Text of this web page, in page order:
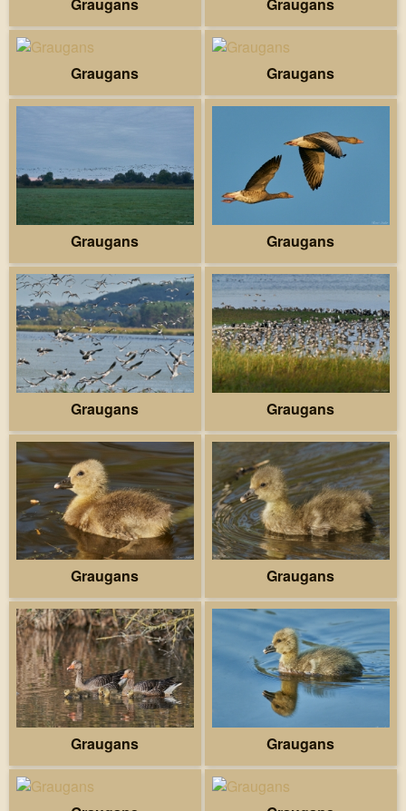
Graugans Graugans
Graugans Graugans
Graugans Graugans
Graugans Graugans
Graugans Graugans
Graugans Graugans